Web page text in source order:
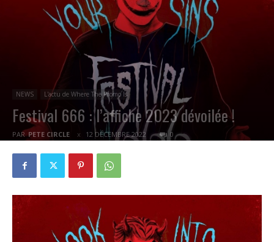
NEWS L'actu de Where The Promo Is
Festival 666 : l’affiche 2023 dévoilée !
PAR PETE CIRCLE 12 DÉCEMBRE 2022 0